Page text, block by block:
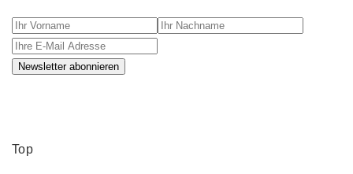
Ihr Vorname Ihr Nachname
Newsletter abonnieren
Top